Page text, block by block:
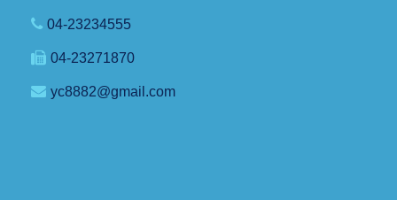
04-23234555
04-23271870
yc8882@gmail.com